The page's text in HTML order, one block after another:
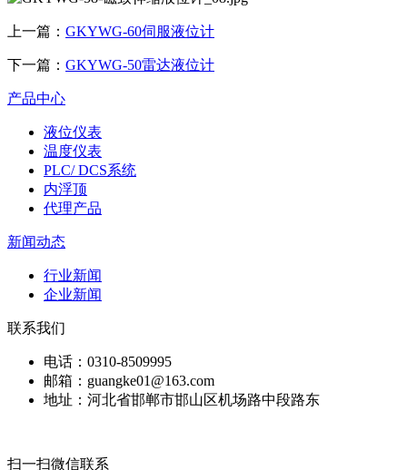
上一篇： GKYWG-60伺服液位计
下一篇： GKYWG-50雷达液位计
产品中心
液位仪表
温度仪表
PLC/ DCS系统
内浮顶
代理产品
新闻动态
行业新闻
企业新闻
联系我们
电话：0310-8509995
邮箱：guangke01@163.com
地址：河北省邯郸市邯山区机场路中段路东
扫一扫微信联系